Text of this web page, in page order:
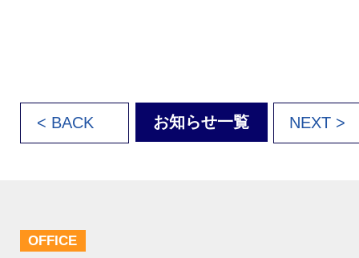
< BACK お知らせ一覧 NEXT >
OFFICE